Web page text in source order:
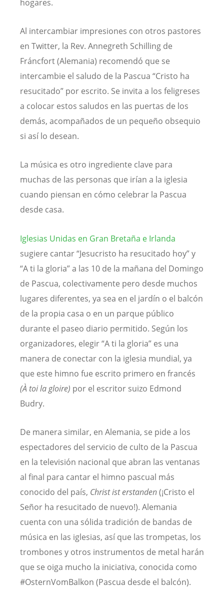
hogares.
Al intercambiar impresiones con otros pastores
en Twitter, la Rev. Annegreth Schilling de
Fráncfort (Alemania) recomendó que se
intercambie el saludo de la Pascua “Cristo ha
resucitado” por escrito. Se invita a los feligreses
a colocar estos saludos en las puertas de los
demás, acompañados de un pequeño obsequio
si así lo desean.
La música es otro ingrediente clave para
muchas de las personas que irían a la iglesia
cuando piensan en cómo celebrar la Pascua
desde casa.
Iglesias Unidas en Gran Bretaña e Irlanda
sugiere cantar “Jesucristo ha resucitado hoy” y
“A ti la gloria” a las 10 de la mañana del Domingo
de Pascua, colectivamente pero desde muchos
lugares diferentes, ya sea en el jardín o el balcón
de la propia casa o en un parque público
durante el paseo diario permitido. Según los
organizadores, elegir “A ti la gloria” es una
manera de conectar con la iglesia mundial, ya
que este himno fue escrito primero en francés
(À toi la gloire) por el escritor suizo Edmond
Budry.
De manera similar, en Alemania, se pide a los
espectadores del servicio de culto de la Pascua
en la televisión nacional que abran las ventanas
al final para cantar el himno pascual más
conocido del país, Christ ist erstanden(¡Cristo el
Señor ha resucitado de nuevo!). Alemania
cuenta con una sólida tradición de bandas de
música en las iglesias, así que las trompetas, los
trombones y otros instrumentos de metal harán
que se oiga mucho la iniciativa, conocida como
#OsternVomBalkon (Pascua desde el balcón).